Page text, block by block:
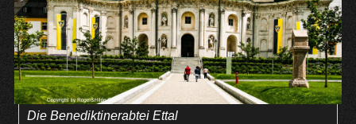
Die Benediktinerabtei Ettal